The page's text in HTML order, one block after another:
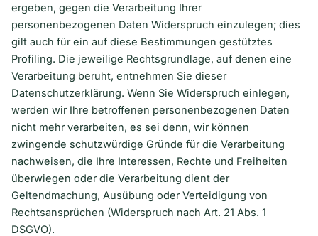
ergeben, gegen die Verarbeitung Ihrer
personenbezogenen Daten Widerspruch einzulegen; dies
gilt auch für ein auf diese Bestimmungen gestütztes
Profiling. Die jeweilige Rechtsgrundlage, auf denen eine
Verarbeitung beruht, entnehmen Sie dieser
Datenschutzerklärung. Wenn Sie Widerspruch einlegen,
werden wir Ihre betroffenen personenbezogenen Daten
nicht mehr verarbeiten, es sei denn, wir können
zwingende schutzwürdige Gründe für die Verarbeitung
nachweisen, die Ihre Interessen, Rechte und Freiheiten
überwiegen oder die Verarbeitung dient der
Geltendmachung, Ausübung oder Verteidigung von
Rechtsansprüchen (Widerspruch nach Art. 21 Abs. 1
DSGVO).